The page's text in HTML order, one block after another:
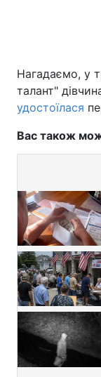
Нагадаємо, у
талант"
удостоїлася
Вас також